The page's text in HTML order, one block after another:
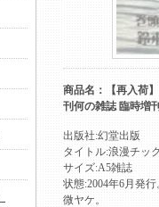
商品名：【再入荷
刊何の雑誌 臨時増
出版社:幻堂出版
タイトル:浪漫チッ
サイズ:A5雑誌
状態:2004年6月発
微ヤケ。